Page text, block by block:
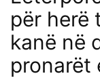
për herë
kanë në
pronarët